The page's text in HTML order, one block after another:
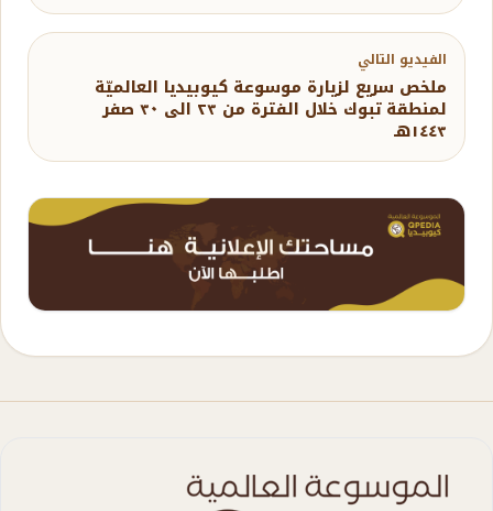
الفيديو التالي
ملخص سريع لزيارة موسوعة كيوبيديا العالميّة
لمنطقة تبوك خلال الفترة من ٢٣ الى ٣٠ صفر
١٤٤٣هـ